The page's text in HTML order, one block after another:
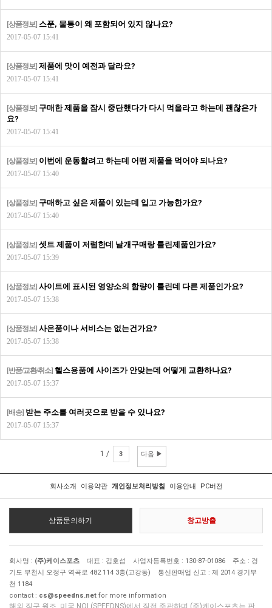
[상품정보] 스푼, 물통이 왜 포함되어 있지 않나요?
2017-05-07 15:41
[상품정보] 제품에 맛이 예전과 달라요?
2017-05-07 15:41
[상품정보] 구매한 제품을 잠시 중단했다가 다시 먹을라고 하는데 괜찮은가
요?
2017-05-07 15:41
[상품정보] 이번에 운동할려고 하는데 어떤 제품을 먹어야 되나요?
2017-05-07 15:40
[상품정보] 구매하고 싶은 제품이 있는데 입고 가능한가요?
2017-05-07 15:40
[상품정보] 셋트 제품이 저렴한데 낱개구매랑 틀린제품인가요?
2017-05-07 15:39
[상품정보] 사이트에 표시된 영양소의 함량이 틀린데 다른 제품인가요?
2017-05-07 15:38
[상품정보] 사은품이나 서비스는 없는건가요?
2017-05-07 15:38
[반품/교환/취소] 헬스용품에 사이즈가 안맞는데 어떻게 교환하나요?
2017-05-07 15:37
[배송] 받는 주소를 여러곳으로 받을 수 있나요?
2017-05-07 15:37
1 / 3 다음 ▶
회사소개 이용약관 개인정보처리방침 이용안내 PC버전
상품문의하기 창고방출
회사명 : (주)케이스포츠 대표 : 김호섭 사업자등록번호 : 130-87-01086 주소 : 경
기도 부천시 오정구 역곡로 482 114 3층(고강동) 통신판매업 신고 : 제 2014 경기부
천 1184
contact : cs@speedns.net for more information
해외 직구 원조, 미국 NOL(SPEEDNS)에서 직접 주관하며 (주)케이스포츠는 판